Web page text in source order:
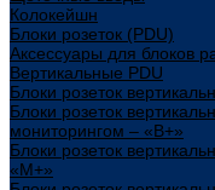
Колокейшн
Блоки розеток (PDU)
Аксессуары для блоков
Вертикальные PDU
Блоки розеток
Блоки розеток
мониторингом – «В+»
Блоки розеток
«М+»